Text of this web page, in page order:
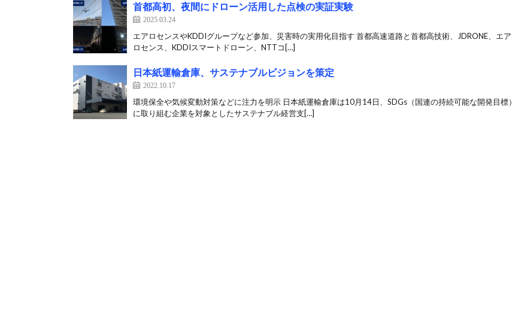
首都高初、夜間にドローン活用した点検の実証実験
2025.03.24
エアロセンスやKDDIグループなど参加、災害時の実用化目指す 首都高速道路と首都高技術、JDRONE、エア
ロセンス、KDDIスマートドローン、NTTコ[…]
日本紙運輸倉庫、サステナブルビジョンを策定
2022.10.17
環境保全や気候変動対策などに注力を明示 日本紙運輸倉庫は10月14日、SDGs（国連の持続可能な開発目標）
に取り組む企業を対象としたサステナブル経営支[…]